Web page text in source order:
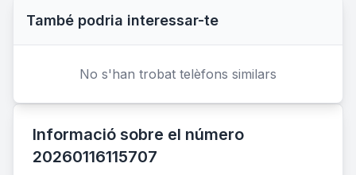
També podria interessar-te
No s'han trobat telèfons similars
Informació sobre el número
20260116115707